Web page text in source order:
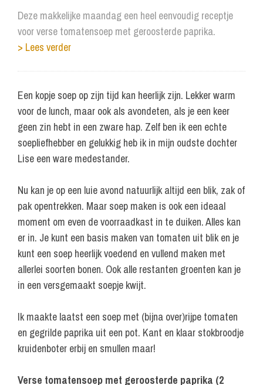
Deze makkelijke maandag een heel eenvoudig receptje
voor verse tomatensoep met geroosterde paprika.
> Lees verder
Een kopje soep op zijn tijd kan heerlijk zijn. Lekker warm
voor de lunch, maar ook als avondeten, als je een keer
geen zin hebt in een zware hap. Zelf ben ik een echte
soepliefhebber en gelukkig heb ik in mijn oudste dochter
Lise een ware medestander.
Nu kan je op een luie avond natuurlijk altijd een blik, zak of
pak opentrekken. Maar soep maken is ook een ideaal
moment om even de voorraadkast in te duiken. Alles kan
er in. Je kunt een basis maken van tomaten uit blik en je
kunt een soep heerlijk voedend en vullend maken met
allerlei soorten bonen. Ook alle restanten groenten kan je
in een versgemaakt soepje kwijt.
Ik maakte laatst een soep met (bijna over)rijpe tomaten
en gegrilde paprika uit een pot. Kant en klaar stokbroodje
kruidenboter erbij en smullen maar!
Verse tomatensoep met geroosterde paprika (2